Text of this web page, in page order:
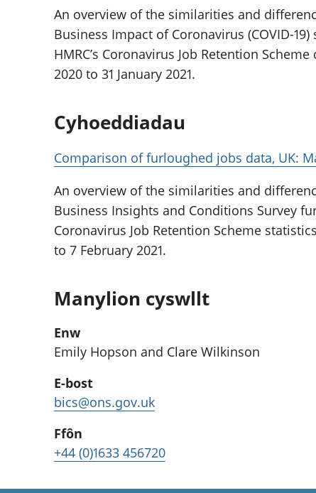
An overview of the similarities and
Business Impact of Coronavirus (COVID-
HMRC’s Coronavirus Job Retention
2020 to 31 January 2021.
Cyhoeddiadau
Comparison of furloughed jobs data, UK:
An overview of the similarities and
Business Insights and Conditions Survey
Coronavirus Job Retention Scheme
to 7 February 2021.
Manylion cyswllt
Enw
Emily Hopson and Clare Wilkinson
E-bost
bics@ons.gov.uk
Ffôn
+44 (0)1633 456720